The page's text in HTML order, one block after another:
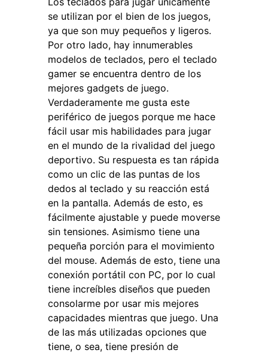
se utilizan por el bien de los juegos,
ya que son muy pequeños y ligeros.
Por otro lado, hay innumerables
modelos de teclados, pero el teclado
gamer se encuentra dentro de los
mejores gadgets de juego.
Verdaderamente me gusta este
periférico de juegos porque me hace
fácil usar mis habilidades para jugar
en el mundo de la rivalidad del juego
deportivo. Su respuesta es tan rápida
como un clic de las puntas de los
dedos al teclado y su reacción está
en la pantalla. Además de esto, es
fácilmente ajustable y puede moverse
sin tensiones. Asimismo tiene una
pequeña porción para el movimiento
del mouse. Además de esto, tiene una
conexión portátil con PC, por lo cual
tiene increíbles diseños que pueden
consolarme por usar mis mejores
capacidades mientras que juego. Una
de las más utilizadas opciones que
tiene, o sea, tiene presión de